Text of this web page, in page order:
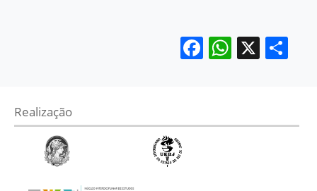
Facebook
X
Realização